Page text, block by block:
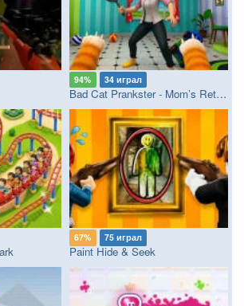
94% 34 играл
Bad Cat Prankster - Mom’s Return
67% 75 играл
Paint Hide & Seek